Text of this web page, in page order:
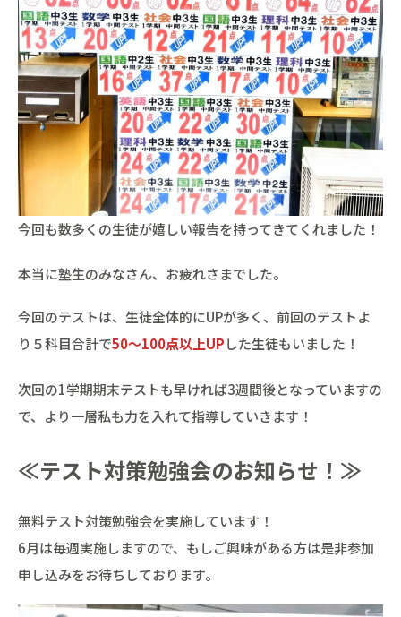
今回も数多くの生徒が嬉しい報告を持ってきてくれました！
本当に塾生のみなさん、お疲れさまでした。
今回のテストは、生徒全体的にUPが多く、前回のテストよ
り５科目合計で50～100点以上UPした生徒もいました！
次回の1学期期末テストも早ければ3週間後となっていますの
で、より一層私も力を入れて指導していきます！
≪テスト対策勉強会のお知らせ！≫
無料テスト対策勉強会を実施しています！
6月は毎週実施しますので、もしご興味がある方は是非参加
申し込みをお待ちしております。